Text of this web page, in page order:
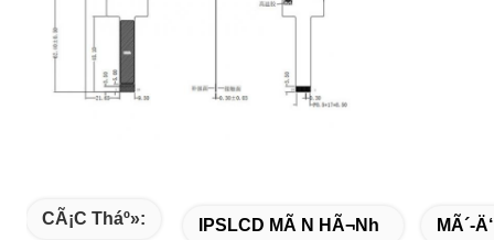
CÃ¡c Tháº»: IPSLCD MÃ N HÃ¬nh MÃ´-